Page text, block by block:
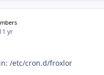
yr
/etc/cron.d/froxlor